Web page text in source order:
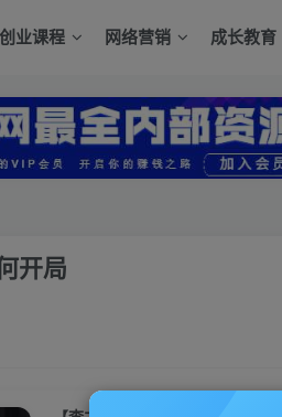
创业课程 网络营销 成长教育
开局